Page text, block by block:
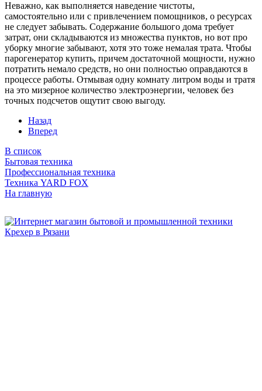
Неважно, как выполняется наведение чистоты,
самостоятельно или с привлечением помощников, о ресурсах
не следует забывать. Содержание большого дома требует
затрат, они складываются из множества пунктов, но вот про
уборку многие забывают, хотя это тоже немалая трата. Чтобы
парогенератор купить, причем достаточной мощности, нужно
потратить немало средств, но они полностью оправдаются в
процессе работы. Отмывая одну комнату литром воды и тратя
на это мизерное количество электроэнергии, человек без
точных подсчетов ощутит свою выгоду.
Назад
Вперед
В список
Бытовая техника
Профессиональная техника
Техника YARD FOX
На главную